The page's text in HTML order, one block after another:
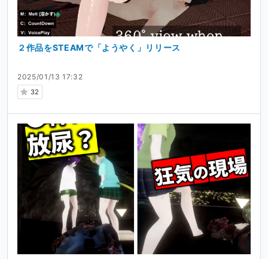
2025/01/13 17:32
32
２作品をSTEAMで「ようやく」リリース